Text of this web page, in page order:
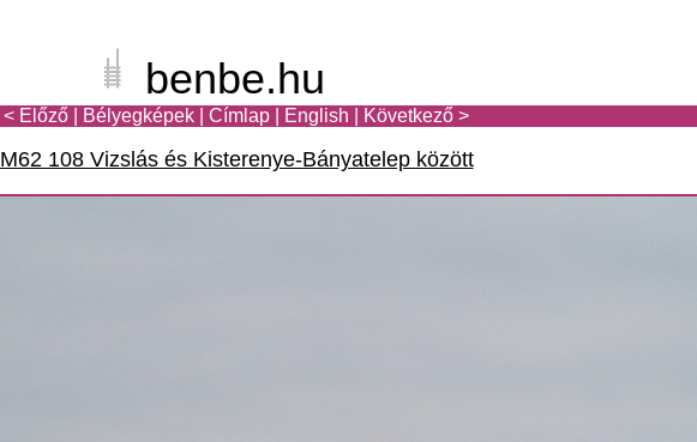
benbe.hu
< Előző Bélyegképek Címlap English Következő >
M62 108 Vizslás és Kisterenye-Bányatelep között